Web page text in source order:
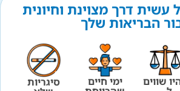
עשית דרך מצוינת וחיונית
הבריאות שלך
שווים ימי חיים סיגריות